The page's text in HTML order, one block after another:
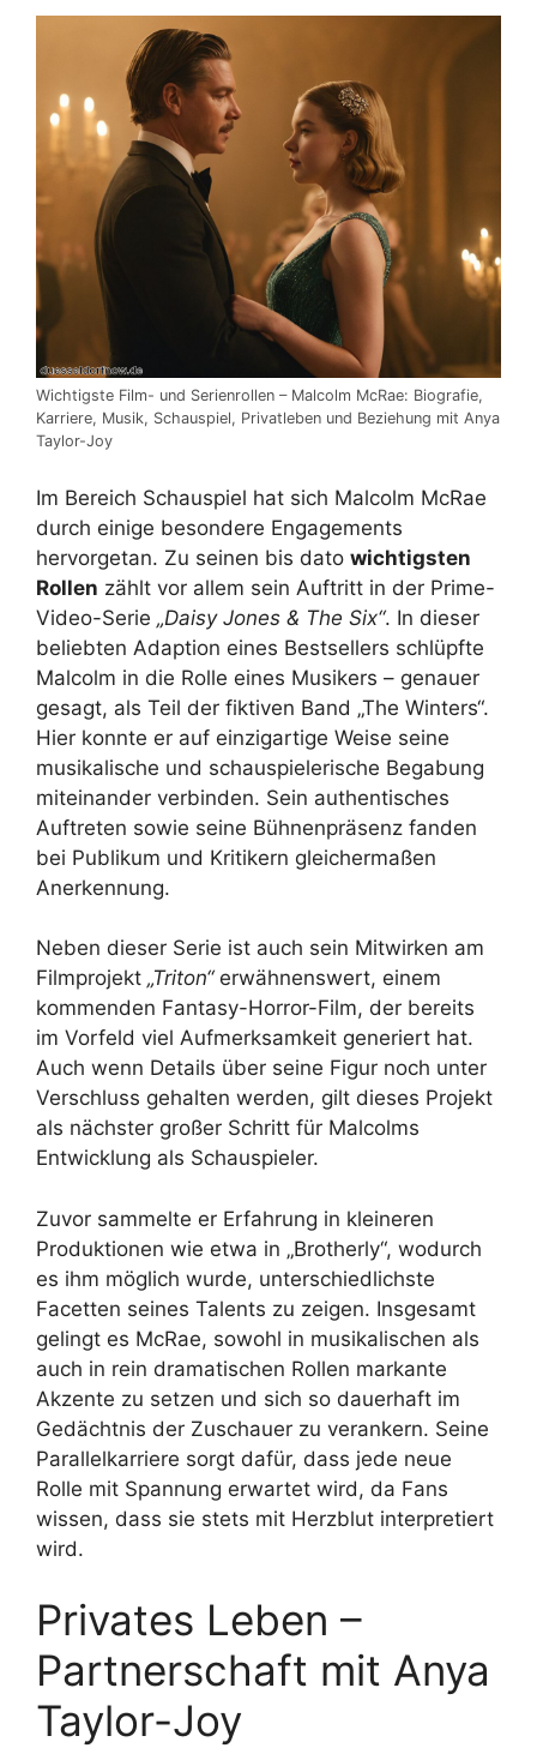
Wichtigste Film- und Serienrollen – Malcolm McRae: Biografie,
Karriere, Musik, Schauspiel, Privatleben und Beziehung mit Anya
Taylor-Joy
Im Bereich Schauspiel hat sich Malcolm McRae
durch einige besondere Engagements
hervorgetan. Zu seinen bis dato wichtigsten
Rollen zählt vor allem sein Auftritt in der Prime-
Video-Serie „Daisy Jones & The Six“. In dieser
beliebten Adaption eines Bestsellers schlüpfte
Malcolm in die Rolle eines Musikers – genauer
gesagt, als Teil der fiktiven Band „The Winters“.
Hier konnte er auf einzigartige Weise seine
musikalische und schauspielerische Begabung
miteinander verbinden. Sein authentisches
Auftreten sowie seine Bühnenpräsenz fanden
bei Publikum und Kritikern gleichermaßen
Anerkennung.
Neben dieser Serie ist auch sein Mitwirken am
Filmprojekt „Triton“erwähnenswert, einem
kommenden Fantasy-Horror-Film, der bereits
im Vorfeld viel Aufmerksamkeit generiert hat.
Auch wenn Details über seine Figur noch unter
Verschluss gehalten werden, gilt dieses Projekt
als nächster großer Schritt für Malcolms
Entwicklung als Schauspieler.
Zuvor sammelte er Erfahrung in kleineren
Produktionen wie etwa in „Brotherly“, wodurch
es ihm möglich wurde, unterschiedlichste
Facetten seines Talents zu zeigen. Insgesamt
gelingt es McRae, sowohl in musikalischen als
auch in rein dramatischen Rollen markante
Akzente zu setzen und sich so dauerhaft im
Gedächtnis der Zuschauer zu verankern. Seine
Parallelkarriere sorgt dafür, dass jede neue
Rolle mit Spannung erwartet wird, da Fans
wissen, dass sie stets mit Herzblut interpretiert
wird.
Privates Leben –
Partnerschaft mit Anya
Taylor-Joy